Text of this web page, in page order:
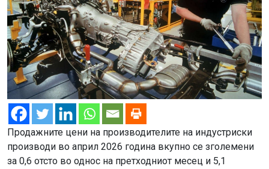
Продажните цени на производителите на индустриски
производи во април 2026 година вкупно се зголемени
за 0,6 отсто во однос на претходниот месец и 5,1